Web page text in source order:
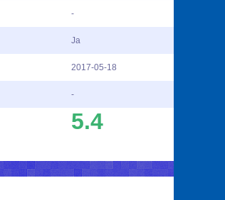
-
Ja
2017-05-18
-
5.4